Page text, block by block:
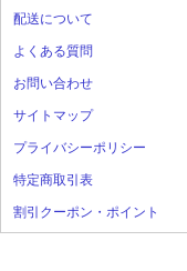
配送について
よくある質問
お問い合わせ
サイトマップ
プライバシーポリシー
特定商取引表
割引クーポン・ポイント